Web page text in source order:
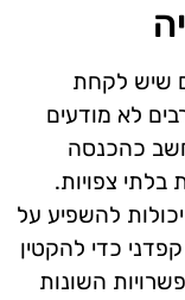
שיש לקחת
לא מודעים
כהכנסה
בלתי צפויות.
להשפיע על
כדי להקטין
השונות